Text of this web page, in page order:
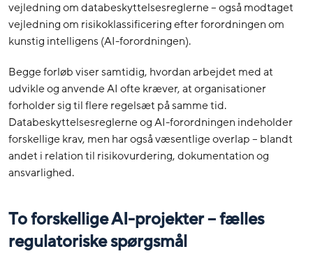
vejledning om databeskyttelsesreglerne – også modtaget
vejledning om risikoklassificering efter forordningen om
kunstig intelligens (AI-forordningen).
Begge forløb viser samtidig, hvordan arbejdet med at
udvikle og anvende AI ofte kræver, at organisationer
forholder sig til flere regelsæt på samme tid.
Databeskyttelsesreglerne og AI-forordningen indeholder
forskellige krav, men har også væsentlige overlap – blandt
andet i relation til risikovurdering, dokumentation og
ansvarlighed.
To forskellige AI-projekter – fælles
regulatoriske spørgsmål